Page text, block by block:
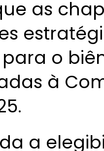
as
o
à
a